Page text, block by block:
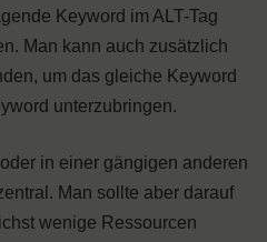
Keyword im ALT-Tag
Man kann auch zusätzlich
um das gleiche Keyword
unterzubringen.
in einer gängigen anderen
Man sollte aber darauf
wenige Ressourcen